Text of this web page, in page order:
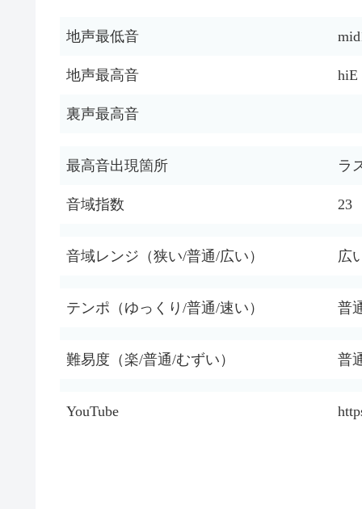
地声最低音
地声最高音 hiE
裏声最高音
最高音出現箇所 ラ
音域指数 23
音域レンジ（狭い/普通/広い） 広
テンポ（ゆっくり/普通/速い） 普
難易度（楽/普通/むずい） 普
YouTube